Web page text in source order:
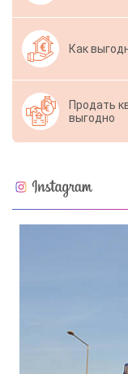
Как
Продать
выгодно